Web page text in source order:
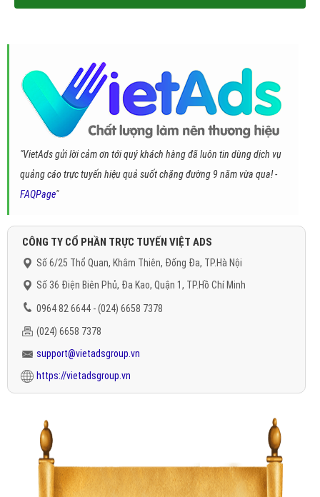
"VietAds gửi lời cảm ơn tới quý khách hàng đã luôn tin dùng dịch vụ
quảng cáo trực tuyến hiệu quả suốt chặng đường 9 năm vừa qua! -
FAQPage"
CÔNG TY CỔ PHẦN TRỰC TUYẾN VIỆT ADS
Số 6/25 Thổ Quan, Khâm Thiên, Đống Đa, TP.Hà Nội
Số 36 Điện Biên Phủ, Đa Kao, Quận 1, TP.Hồ Chí Minh
0964 82 6644 - (024) 6658 7378
(024) 6658 7378
support@vietadsgroup.vn
https://vietadsgroup.vn